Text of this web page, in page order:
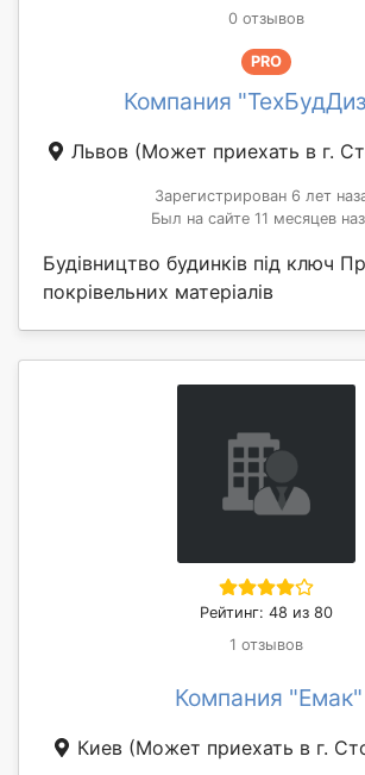
0 отзывов
PRO
Компания
Львов (Может приехать в г.
Зарегистрирован 6 лет
Был на сайте 11 месяцев
Будівництво будинків під ключ
покрівельних матеріалів
Рейтинг: 48 из 80
1 отзывов
Компания "Емак"
Киев (Может приехать в г.